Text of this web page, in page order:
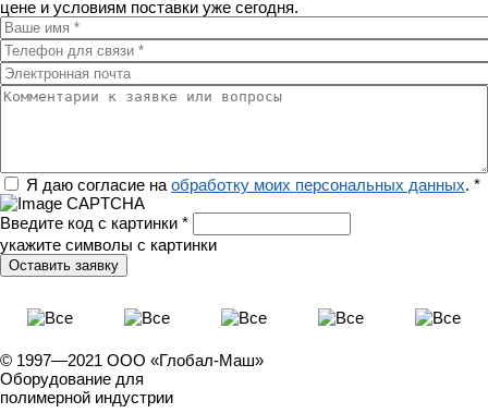
цене и условиям поставки уже сегодня.
Ваше имя*
Телефон для связи
Электронная почта
Комментарии к заявке или вопросы
РегионЯ даю согласие на обработку моих персональных данных. *
Введите код с картинки *
укажите символы с картинки
© 1997—2021 ООО «Глобал-Маш»
Оборудование для
полимерной индустрии